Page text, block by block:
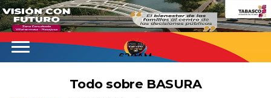
620AM
Todo sobre BASURA